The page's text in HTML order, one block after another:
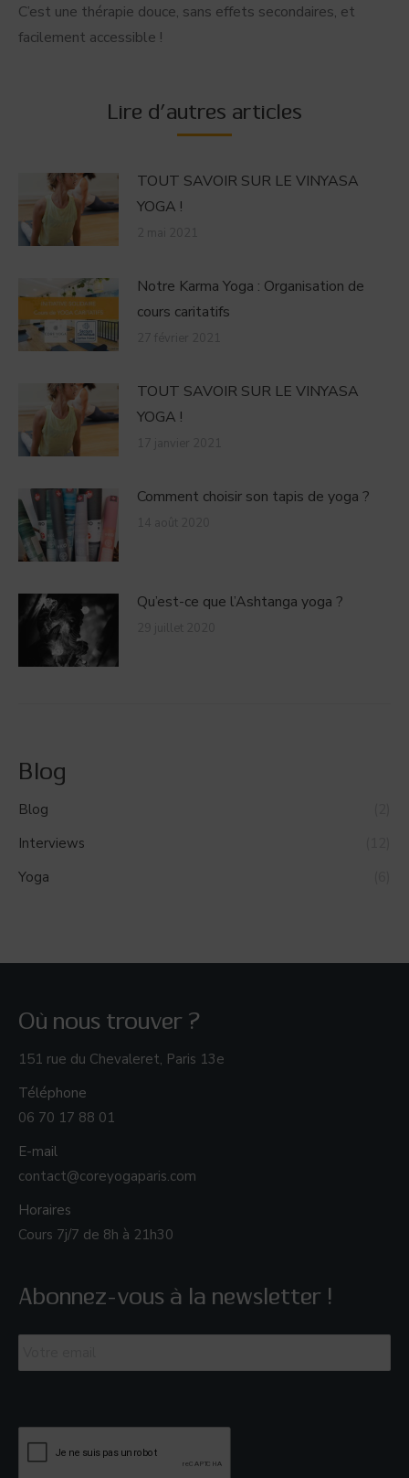
C’est une thérapie douce, sans effets secondaires, et
facilement accessible !
Lire d'autres articles
TOUT SAVOIR SUR LE VINYASA
YOGA !
Notre Karma Yoga : Organisation de
cours caritatifs
TOUT SAVOIR SUR LE VINYASA
YOGA !
Comment choisir son tapis de yoga ?
Qu’est-ce que l’Ashtanga yoga ?
Blog
Blog
Interviews
Yoga
Où nous trouver ?
151 rue du Chevaleret, Paris 13e
Téléphone
06 70 17 88 01
E-mail
contact@coreyogaparis.com
Horaires
Cours 7j/7 de 8h à 21h30
Abonnez-vous à la newsletter !
Email *